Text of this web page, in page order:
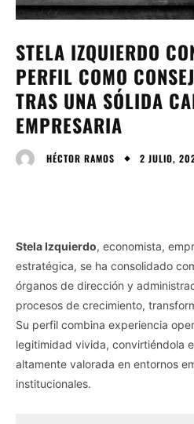
STELA IZQUIERDO
PERFIL COMO
TRAS UNA SÓLIDA
EMPRESARIA
HÉCTOR RAMOS 2 JULIO,
Stela Izquierdo, economista,
estratégica, se ha consolidado
órganos de dirección y
procesos de crecimiento,
Su perfil combina experiencia
legitimidad vivida, convirtiéndola
altamente valorada en entornos
institucionales.